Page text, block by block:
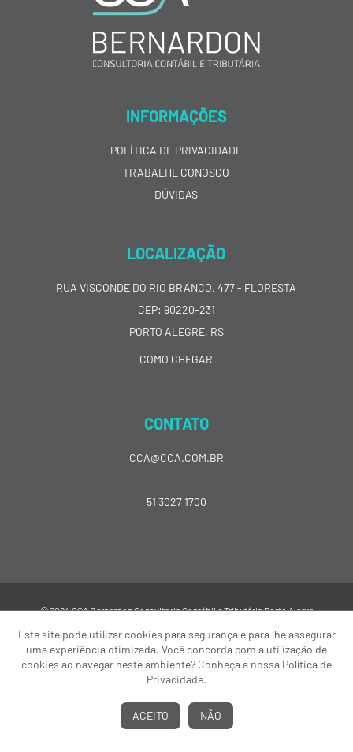
INFORMAÇÕES
POLÍTICA DE PRIVACIDADE
TRABALHE CONOSCO
DÚVIDAS
LOCALIZAÇÃO
RUA VISCONDE DO RIO BRANCO, 477 - FLORESTA
CEP: 90220-231
PORTO ALEGRE, RS
COMO CHEGAR
CONTATO
CCA@CCA.COM.BR
51 3027 1700
© 2024 CCA Bernardon Consultoria Contábil e Tributária Porto Alegre
Este site pode utilizar cookies para segurança e para lhe assegurar
uma experiência otimizada. Você concorda com a utilização de
cookies ao navegar neste ambiente? Conheça a nossa Política de
Privacidade.
ACEITO NÃO